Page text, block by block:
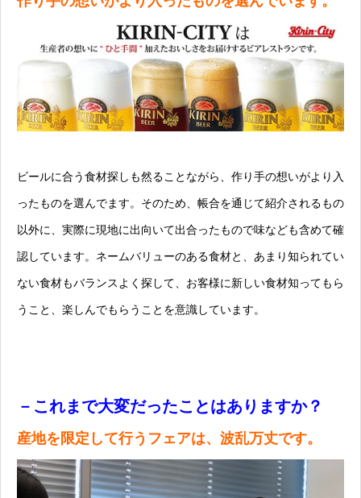
ビールに合う食材探しも然ることながら、作り手の想いがより入
ったものを選んでます。そのため、帳合を通じて紹介されるもの
以外に、実際に現地に出向いて出合ったもので味なども含めて確
認しています。ネームバリューのある食材と、あまり知られてい
ない食材もバランスよく探して、お客様に新しい食材知ってもら
うこと、楽しんでもらうことを意識しています。
－これまで大変だったことはありますか？
産地を限定して行うフェアは、波乱万丈です。